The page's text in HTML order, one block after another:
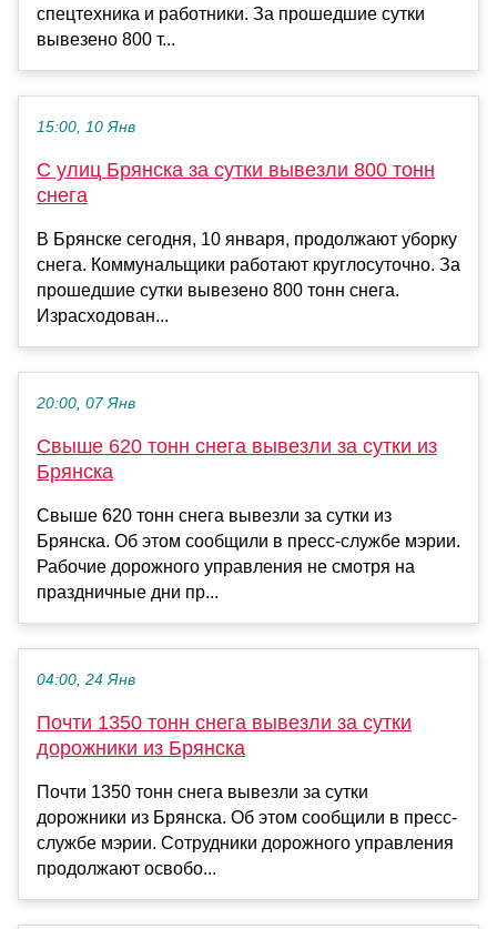
спецтехника и работники. За прошедшие сутки
вывезено 800 т...
15:00, 10 Янв
С улиц Брянска за сутки вывезли 800 тонн
снега
В Брянске сегодня, 10 января, продолжают уборку
снега. Коммунальщики работают круглосуточно. За
прошедшие сутки вывезено 800 тонн снега.
Израсходован...
20:00, 07 Янв
Свыше 620 тонн снега вывезли за сутки из
Брянска
Свыше 620 тонн снега вывезли за сутки из
Брянска. Об этом сообщили в пресс-службе мэрии.
Рабочие дорожного управления не смотря на
праздничные дни пр...
04:00, 24 Янв
Почти 1350 тонн снега вывезли за сутки
дорожники из Брянска
Почти 1350 тонн снега вывезли за сутки
дорожники из Брянска. Об этом сообщили в пресс-
службе мэрии. Сотрудники дорожного управления
продолжают освобо...